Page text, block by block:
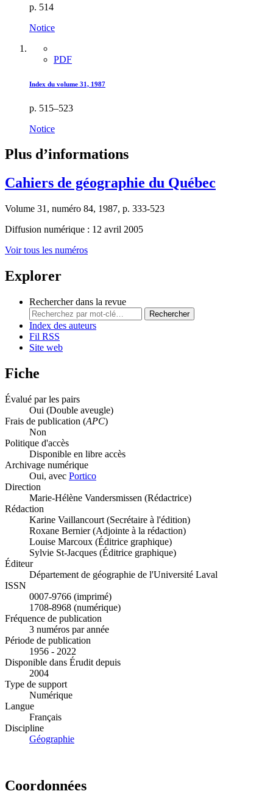
p. 514
Notice
PDF
Index du volume 31, 1987
p. 515–523
Notice
Plus d’informations
Cahiers de géographie du Québec
Volume 31, numéro 84, 1987, p. 333-523
Diffusion numérique : 12 avril 2005
Voir tous les numéros
Explorer
Rechercher dans la revue
Rechercher
Index des auteurs
Fil RSS
Site web
Fiche
Évalué par les pairs
Oui (Double aveugle)
Frais de publication (APC)
Non
Politique d'accès
Disponible en libre accès
Archivage numérique
Oui, avec Portico
Direction
Marie-Hélène Vandersmissen (Rédactrice)
Rédaction
Karine Vaillancourt (Secrétaire à l'édition)
Roxane Bernier (Adjointe à la rédaction)
Louise Marcoux (Éditrice graphique)
Sylvie St-Jacques (Éditrice graphique)
Éditeur
Département de géographie de l'Université Laval
ISSN
0007-9766 (imprimé)
1708-8968 (numérique)
Fréquence de publication
3 numéros par année
Période de publication
1956 - 2022
Disponible dans Érudit depuis
2004
Type de support
Numérique
Langue
Français
Discipline
Géographie
Coordonnées